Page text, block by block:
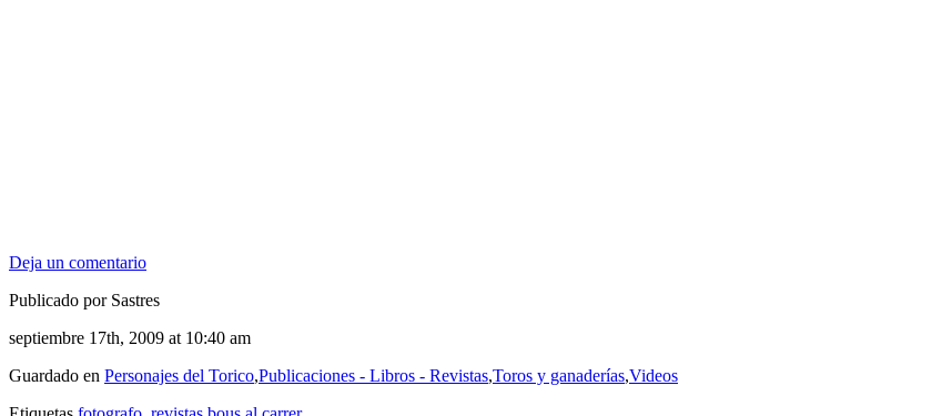
Deja un comentario
Publicado por Sastres
septiembre 17th, 2009 at 10:40 am
Guardado en Personajes del Torico,Publicaciones - Libros - Revistas,Toros y ganaderías,Videos